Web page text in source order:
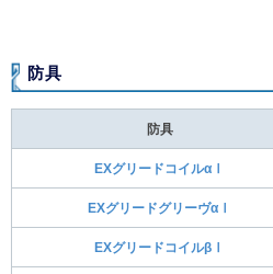
防具
防具
EXグリードコイルαⅠ
EXグリードグリーヴαⅠ
EXグリードコイルβⅠ